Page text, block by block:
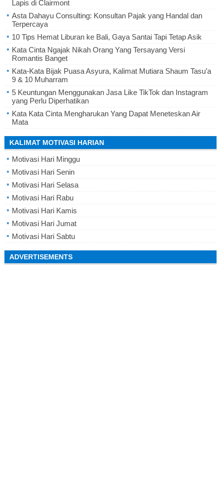
Lapis di Clairmont
Asta Dahayu Consulting: Konsultan Pajak yang Handal dan
Terpercaya
10 Tips Hemat Liburan ke Bali, Gaya Santai Tapi Tetap Asik
Kata Cinta Ngajak Nikah Orang Yang Tersayang Versi
Romantis Banget
Kata-Kata Bijak Puasa Asyura, Kalimat Mutiara Shaum Tasu’a
9 & 10 Muharram
5 Keuntungan Menggunakan Jasa Like TikTok dan Instagram
yang Perlu Diperhatikan
Kata Kata Cinta Mengharukan Yang Dapat Meneteskan Air
Mata
KALIMAT MOTIVASI HARIAN
Motivasi Hari Minggu
Motivasi Hari Senin
Motivasi Hari Selasa
Motivasi Hari Rabu
Motivasi Hari Kamis
Motivasi Hari Jumat
Motivasi Hari Sabtu
ADVERTISEMENTS